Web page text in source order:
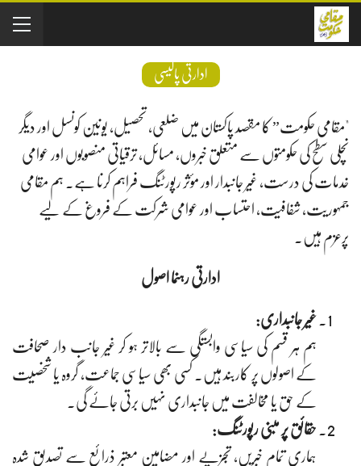
ادارتی پالیسی
"مقامی حکومت” کا مقصد پاکستان میں ضلعی، تحصیل، یونین کونسل اور دیگر
نچلی سطح کی حکومتوں سے متعلق خبروں، مسائل، ترقیاتی منصوبوں اور عوامی
خدمات کی درست، غیر جانبدار اور مؤثر رپورٹنگ فراہم کرنا ہے۔ ہم مقامی
جمہوریت، شفافیت، احتساب اور عوامی شرکت کے فروغ کے لیے
پرعزم ہیں۔
ادارتی رہنما اصول
غیر جانبداری:
ہم ہر قسم کی سیاسی وابستگی سے بالاتر ہو کر غیر جانب دار صحافت
کے اصولوں پر کاربند ہیں۔ کسی بھی سیاسی جماعت، گروہ یا شخصیت
کے حق یا مخالفت میں جانبداری نہیں برتی جائے گی۔
حقائق پر مبنی رپورٹنگ:
ہماری تمام خبریں، تجزیے اور مضامین معتبر ذرائع سے تصدیق شدہ